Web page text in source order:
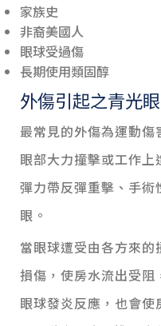
家族史
非裔美國人
眼球受過傷
長期使用類固醇
外傷引起之青光眼
最常見的外傷為運動
眼部大力撞擊或工作
彈力帶反彈重擊、手
眼。
當眼球遭受由各方來
損傷，使房水流出受
眼球發炎反應，也會使